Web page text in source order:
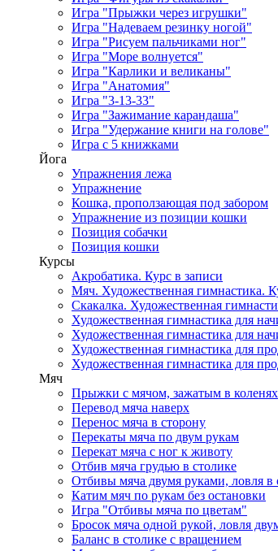
Игра "Прыжки через игрушки"
Игра "Надеваем резинку ногой"
Игра "Рисуем пальчиками ног"
Игра "Море волнуется"
Игра "Карлики и великаны"
Игра "Анатомия"
Игра "3-13-33"
Игра "Зажимание карандаша"
Игра "Удержание книги на голове"
Игра с 5 книжками
Йога
Упражнения лежа
Упражнение
Кошка, проползающая под забором
Упражнение из позиции кошки
Позиция собачки
Позиция кошки
Курсы
Акробатика. Курс в записи
Мяч. Художественная гимнастика.
Скакалка. Художественная
Художественная гимнастика для
Художественная гимнастика для
Художественная гимнастика для
Художественная гимнастика для
Мяч
Прыжки с мячом, зажатым в коленях
Перевод мяча наверх
Перенос мяча в сторону
Перекаты мяча по двум рукам
Перекат мяча с ног к животу
Отбив мяча грудью в столике
Отбивы мяча двумя руками, ловля в
Катим мяч по рукам без остановки
Игра "Отбивы мяча по цветам"
Бросок мяча одной рукой, ловля
Баланс в столике с вращением